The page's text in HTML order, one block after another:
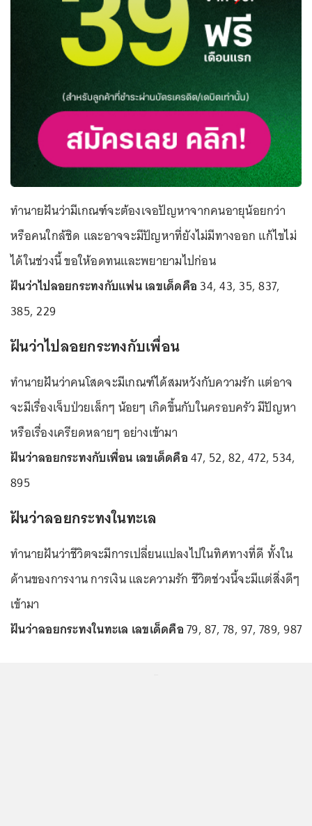
ทำนายฝันว่ามีเกณฑ์จะต้องเจอปัญหาจากคนอายุน้อยกว่า
หรือคนใกล้ชิด และอาจจะมีปัญหาที่ยังไม่มีทางออก แก้ไขไม่
ได้ในช่วงนี้ ขอให้อดทนและพยายามไปก่อน
ฝันว่าไปลอยกระทงกับแฟน เลขเด็ดคือ 34, 43, 35, 837,
385, 229
ฝันว่าไปลอยกระทงกับเพื่อน
ทำนายฝันว่าคนโสดจะมีเกณฑ์ได้สมหวังกับความรัก แต่อาจ
จะมีเรื่องเจ็บป่วยเล็กๆ น้อยๆ เกิดขึ้นกับในครอบครัว มีปัญหา
หรือเรื่องเครียดหลายๆ อย่างเข้ามา
ฝันว่าลอยกระทงกับเพื่อน เลขเด็ดคือ47, 52, 82, 472, 534,
895
ฝันว่าลอยกระทงในทะเล
ทำนายฝันว่าชีวิตจะมีการเปลี่ยนแปลงไปในทิศทางที่ดี ทั้งใน
ด้านของการงาน การเงิน และความรัก ชีวิตช่วงนี้จะมีแต่สิ่งดีๆ
เข้ามา
ฝันว่าลอยกระทงในทะเล เลขเด็ดคือ79, 87, 78, 97, 789, 987